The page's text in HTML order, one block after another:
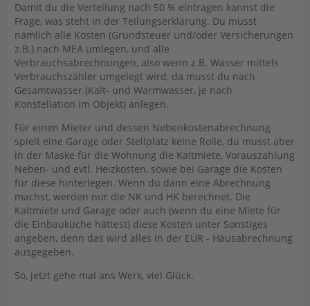
Damit du die Verteilung nach 50 % eintragen kannst die
Frage, was steht in der Teilungserklärung. Du musst
nämlich alle Kosten (Grundsteuer und/oder Versicherungen
z.B.) nach MEA umlegen, und alle
Verbrauchsabrechnungen, also wenn z.B. Wasser mittels
Verbrauchszähler umgelegt wird, da musst du nach
Gesamtwasser (Kalt- und Warmwasser, je nach
Konstellation im Objekt) anlegen.
Für einen Mieter und dessen Nebenkostenabrechnung
spielt eine Garage oder Stellplatz keine Rolle, du musst aber
in der Maske für die Wohnung die Kaltmiete, Vorauszahlung
Neben- und evtl. Heizkosten, sowie bei Garage die Kosten
für diese hinterlegen. Wenn du dann eine Abrechnung
machst, werden nur die NK und HK berechnet. Die
Kaltmiete und Garage oder auch (wenn du eine Miete für
die Einbauküche hättest) diese Kosten unter Sonstiges
angeben, denn das wird alles in der EÜR - Hausabrechnung
ausgegeben.
So, jetzt gehe mal ans Werk, viel Glück.